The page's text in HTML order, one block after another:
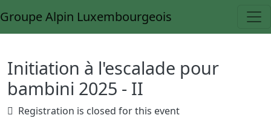
Groupe Alpin Luxembourgeois
Initiation à l'escalade pour
bambini 2025 - II
Registration is closed for this event